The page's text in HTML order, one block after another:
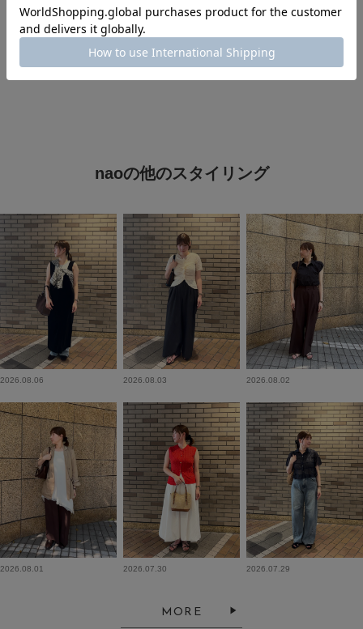
#骨格ストレート #カジュアルコーデ #春らんまんコーデ日和
#最旬パンツスタイル #ストレート×カジュアル
naoの他のスタイリング
2026.08.06 2026.08.03 2026.08.02
2026.08.01 2026.07.30 2026.07.29
MORE